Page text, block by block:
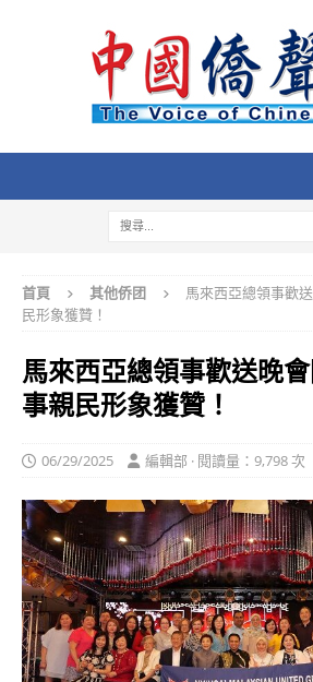
首頁 其他侨团
馬來西亞總領事歡
民形象獲贊！
馬來西亞總領事歡送晚
事親民形象獲贊！
06/29/2025 編輯部 · 閱讀量：9,798 次